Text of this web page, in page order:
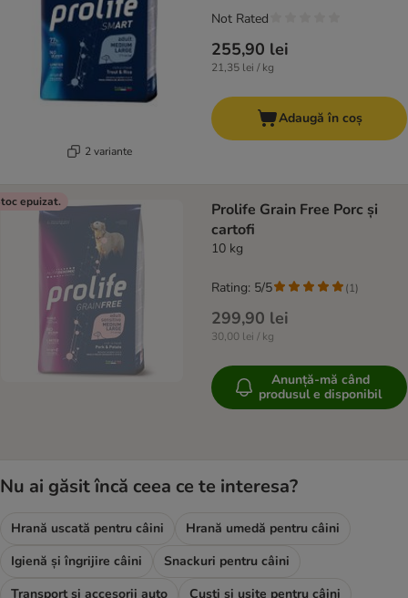
2 variante
255,90 lei
21,35 lei / kg
Not Rated
Adaugă în coș
epuizat.
Prolife Grain Free Porc și
cartofi
10 kg
299,90 lei
30,00 lei / kg
Rating: 5/5 (1)
Anunță-mă când
produsul e disponibil
Nu ai găsit încă ceea ce te interesa?
Hrană uscată pentru câini
Hrană umedă pentru câini
Igienă și îngrijire câini
Snackuri pentru câini
Transport și accesorii auto
Cuști și ușițe pentru câini